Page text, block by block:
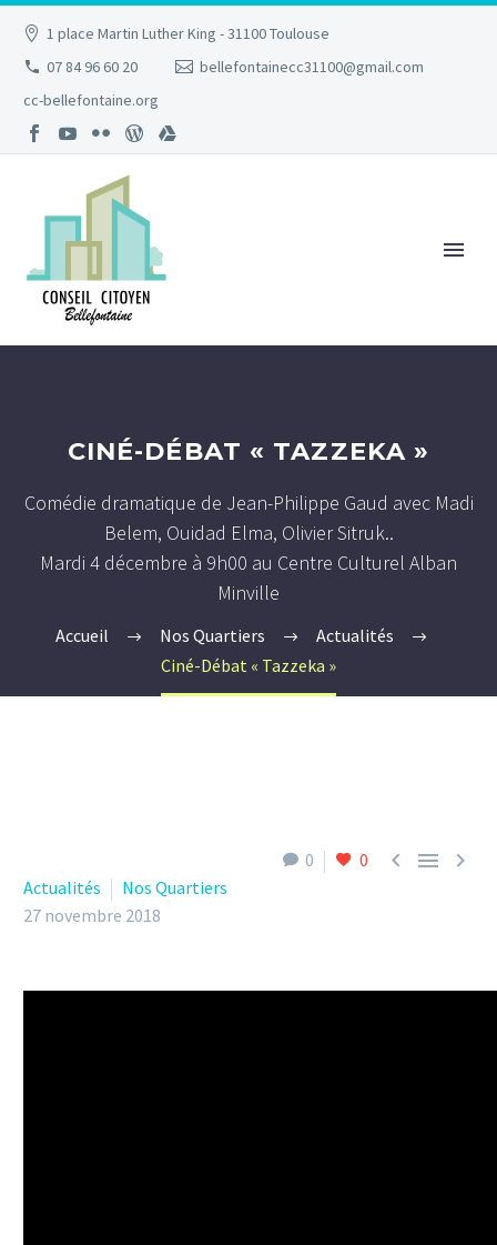
1 place Martin Luther King - 31100 Toulouse
07 84 96 60 20
bellefontainecc31100@gmail.com
cc-bellefontaine.org
CINÉ-DÉBAT « TAZZEKA »
Comédie dramatique de Jean-Philippe Gaud avec Madi
Belem, Ouidad Elma, Olivier Sitruk..
Mardi 4 décembre à 9h00 au Centre Culturel Alban
Minville
Accueil Nos Quartiers
Actualités
Ciné-Débat « Tazzeka »
0 0   
Actualités
Nos Quartiers
27 novembre 2018